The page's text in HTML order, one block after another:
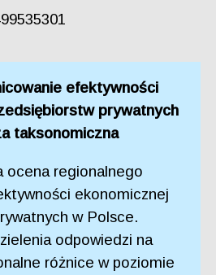
efektywności
prywatnych
taksonomiczna
ocena regionalnego
ekonomicznej
w Polsce.
odpowiedzi na
różnice w poziomie